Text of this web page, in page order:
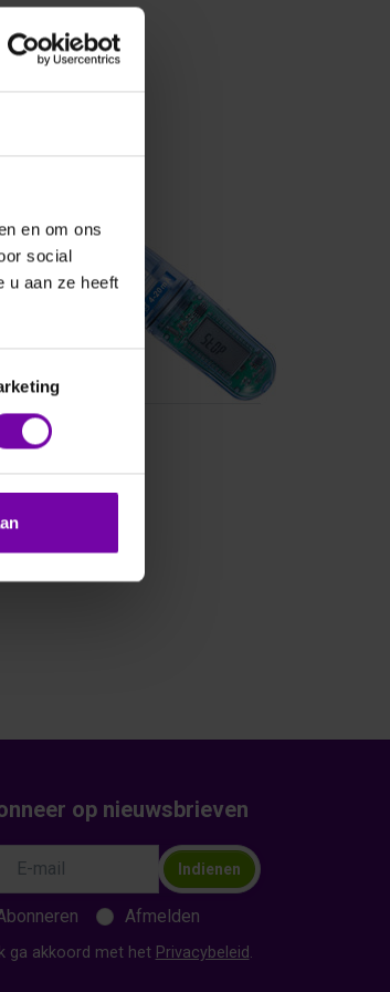
en om ons
social
u aan ze heeft
FOURTEC
LITE5032P-
4/20
op nieuwsbrieven
Indienen
Afmelden
Ik ga akkoord met het Privacybeleid.